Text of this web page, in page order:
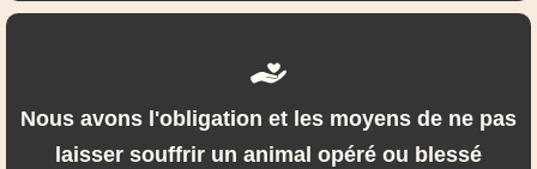
Nous avons l'obligation et les moyens de ne pas
laisser souffrir un animal opéré ou blessé